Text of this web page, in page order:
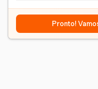
Pronto!